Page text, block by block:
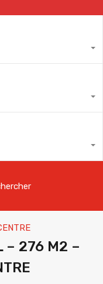
– 276 M2 –